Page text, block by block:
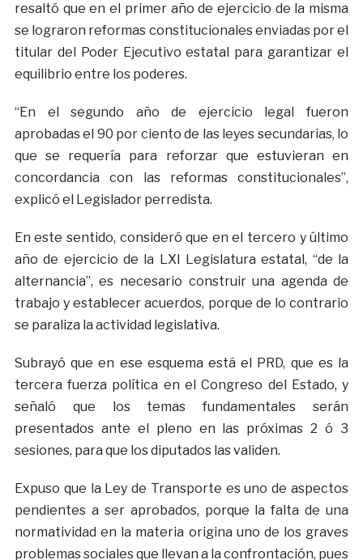
resaltó que en el primer año de ejercicio de la misma
se lograron reformas constitucionales enviadas por el
titular del Poder Ejecutivo estatal para garantizar el
equilibrio entre los poderes.
“En el segundo año de ejercicio legal fueron
aprobadas el 90 por ciento de las leyes secundarias, lo
que se requería para reforzar que estuvieran en
concordancia con las reformas constitucionales”,
explicó el Legislador perredista.
En este sentido, consideró que en el tercero y último
año de ejercicio de la LXI Legislatura estatal, “de la
alternancia”, es necesario construir una agenda de
trabajo y establecer acuerdos, porque de lo contrario
se paraliza la actividad legislativa.
Subrayó que en ese esquema está el PRD, que es la
tercera fuerza política en el Congreso del Estado, y
señaló que los temas fundamentales serán
presentados ante el pleno en las próximas 2 ó 3
sesiones, para que los diputados las validen.
Expuso que la Ley de Transporte es uno de aspectos
pendientes a ser aprobados, porque la falta de una
normatividad en la materia origina uno de los graves
problemas sociales que llevan a la confrontación, pues